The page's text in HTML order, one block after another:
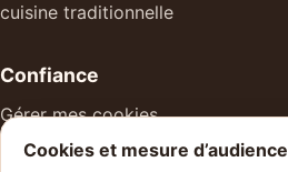
cuisine traditionnelle
Confiance
Gérer mes cookies
À propos
Cookies et mesure d’audience